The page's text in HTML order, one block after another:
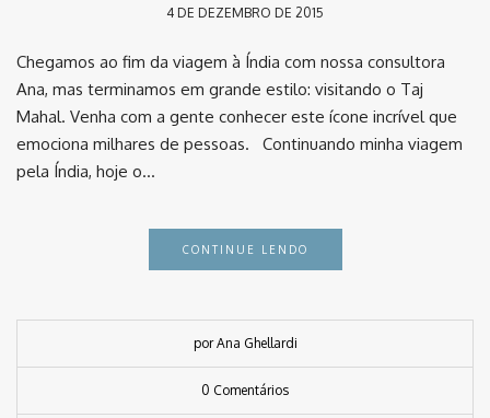
4 DE DEZEMBRO DE 2015
Chegamos ao fim da viagem à Índia com nossa consultora
Ana, mas terminamos em grande estilo: visitando o Taj
Mahal. Venha com a gente conhecer este ícone incrível que
emociona milhares de pessoas. Continuando minha viagem
pela Índia, hoje o…
CONTINUE LENDO
por Ana Ghellardi
0 Comentários